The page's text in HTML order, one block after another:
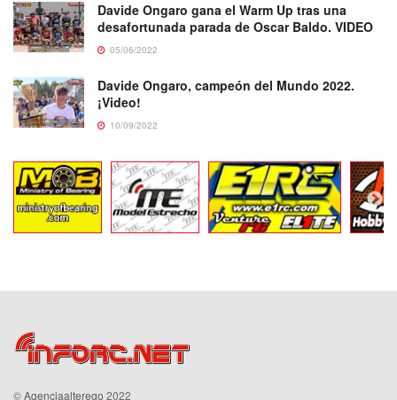
Davide Ongaro gana el Warm Up tras una
desafortunada parada de Oscar Baldo. VIDEO
05/06/2022
Davide Ongaro, campeón del Mundo 2022.
¡Video!
10/09/2022
©Agenciaalterego 2022